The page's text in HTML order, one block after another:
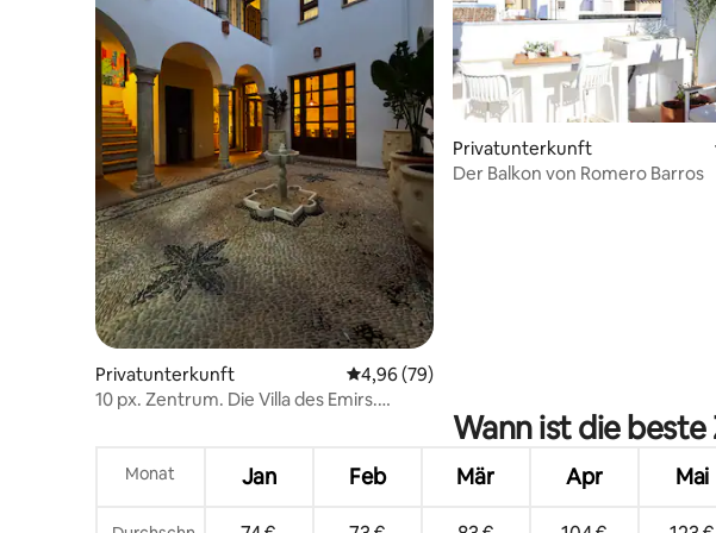
Privatunterkunft Durchschnittliche Bewertung: 4,96 von 5, 79
4,96 (79)
10 px. Zentrum. Die Villa des Emirs.
Privatunterkunft
Der Balkon von Romero Barros
Wann ist die
Monat Jan Feb Mär Apr Mai